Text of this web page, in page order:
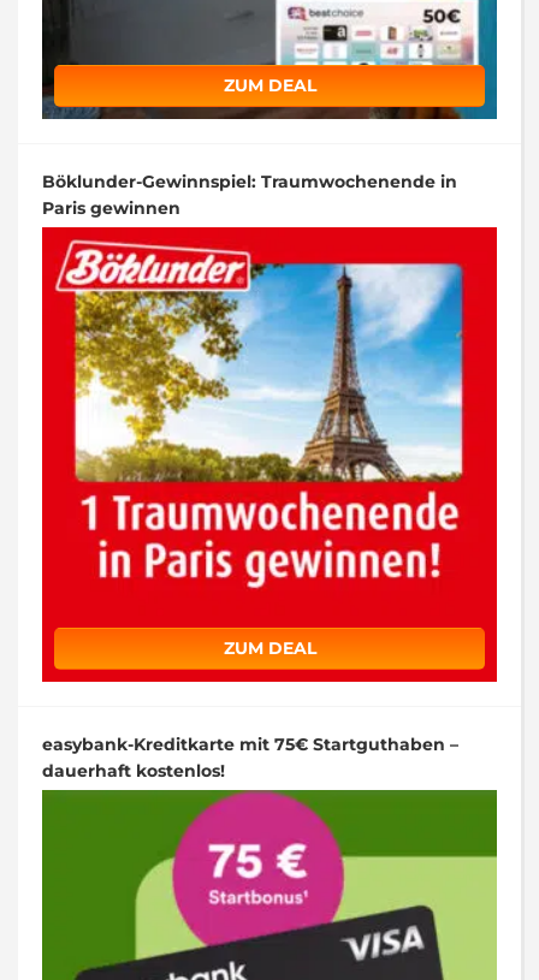
ZUM DEAL
Böklunder-Gewinnspiel: Traumwochenende in
Paris gewinnen
ZUM DEAL
easybank-Kreditkarte mit 75€ Startguthaben –
dauerhaft kostenlos!